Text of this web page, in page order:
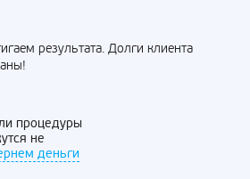
результата. Долги клиента
процедуры
не
деньги